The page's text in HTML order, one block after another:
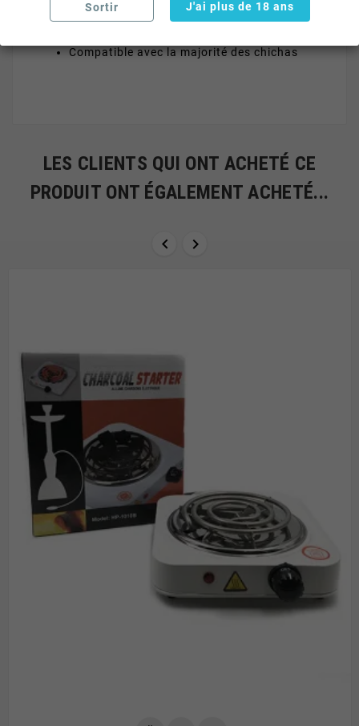
Facile à nettoyer
Compatible avec la majorité des chichas
LES CLIENTS QUI ONT ACHETÉ CE
PRODUIT ONT ÉGALEMENT ACHETÉ...
 
Sortir J'ai plus de 18 ans